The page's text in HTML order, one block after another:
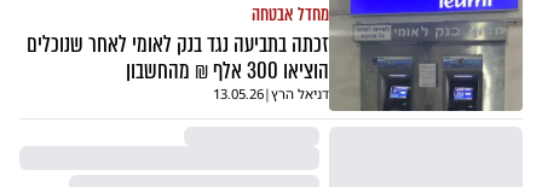
מחדל אבטחה
זכתה בתביעה נגד בנק לאומי לאחר שנוכלים
הוציאו 300 אלף ₪ מהחשבון
דניאל הרץ|
13.05.26